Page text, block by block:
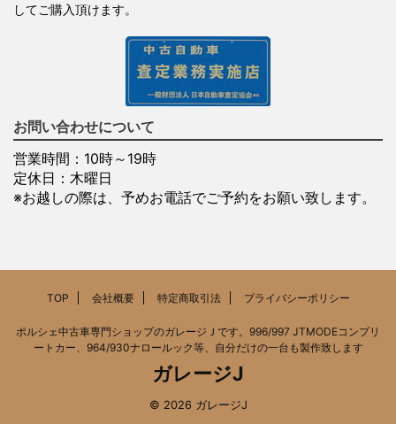
してご購入頂けます。
お問い合わせについて
営業時間：10時～19時
定休日：木曜日
※お越しの際は、予めお電話でご予約をお願い致します。
TOP 会社概要 特定商取引法 プライバシーポリシー
ポルシェ中古車専門ショップのガレージＪです。996/997 JTMODEコンプリ
ートカー、964/930ナロールック等、自分だけの一台も製作致します
ガレージJ
© 2026 ガレージJ